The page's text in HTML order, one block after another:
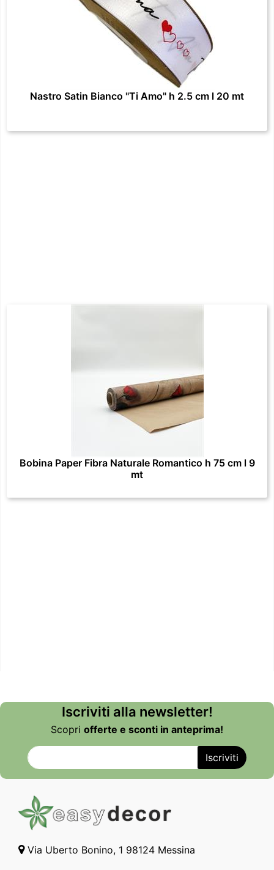
Nastro Satin Bianco "Ti Amo" h 2.5 cm l 20 mt
Bobina Paper Fibra Naturale Romantico h 75 cm l 9
mt
Iscriviti alla newsletter!
Scopri offerte e sconti in anteprima!
Via Uberto Bonino, 1 98124 Messina